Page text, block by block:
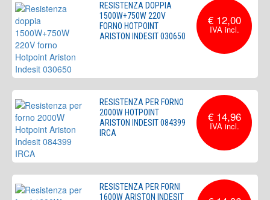
RESISTENZA DOPPIA
1500W+750W 220V
FORNO HOTPOINT
ARISTON INDESIT 030650
€ 12,00
RESISTENZA PER FORNO
2000W HOTPOINT
ARISTON INDESIT 084399
IRCA
€ 14,96
RESISTENZA PER FORNI
1600W ARISTON INDESIT